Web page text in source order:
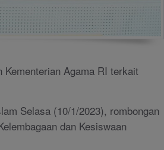
Agama RI terkait
Selasa (10/1/2023), rombongan
dan Kesiswaan